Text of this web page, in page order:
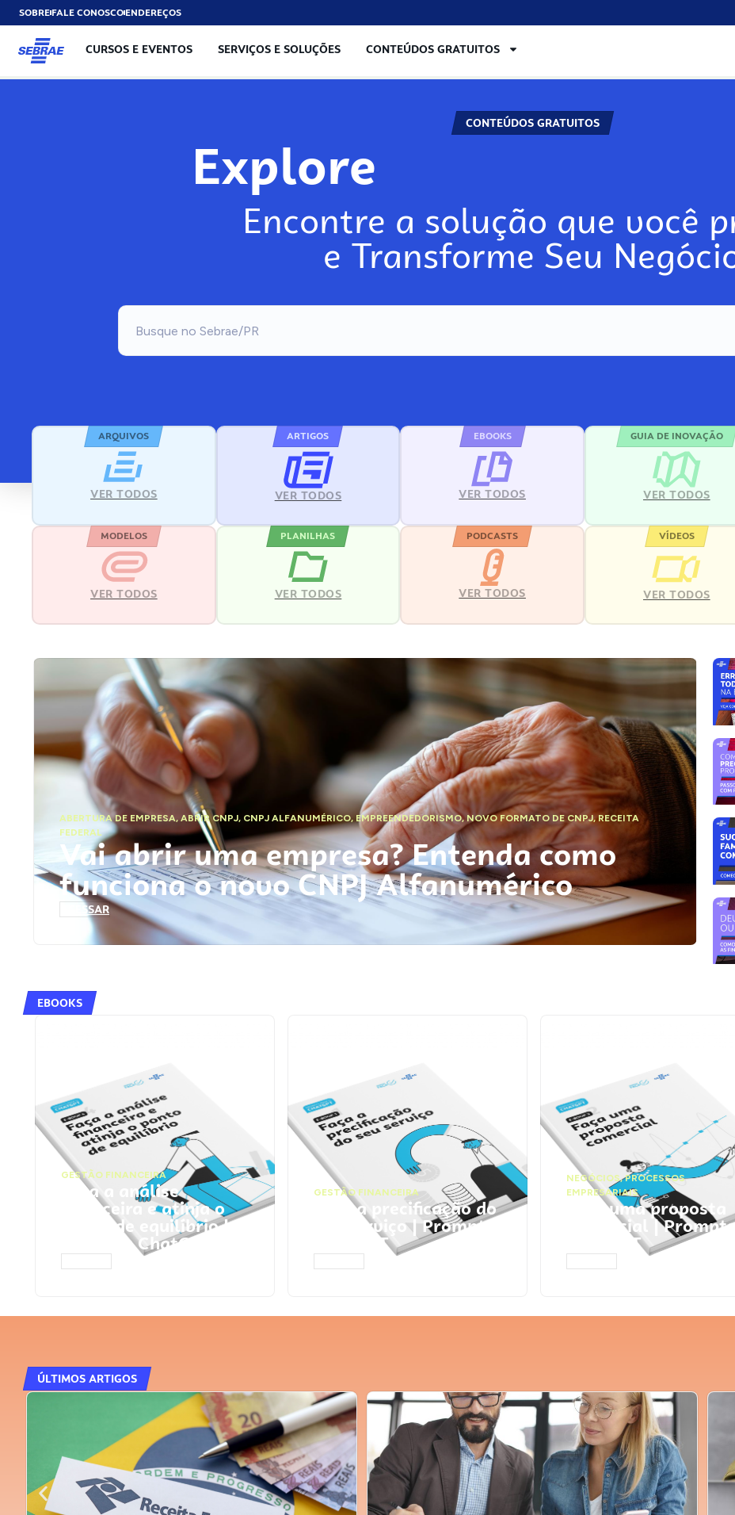
SOBREFALE CONOSCOENDEREÇOS
CURSOS E EVENTOS SERVIÇOS E SOLUÇÕES CONTEÚDOS GRATUITOS
CONTEÚDOS GRATUITOS
Explore
Encontre a solução que você
e Transforme Seu
ARQUIVOS
VER TODOS
ARTIGOS
VER TODOS
EBOOKS
VER TODOS
GUIA DE INOVAÇÃO
VER TODOS
MODELOS
VER TODOS
PLANILHAS
VER TODOS
PODCASTS
VER TODOS
VÍDEOS
VER TODOS
ABERTURA DE EMPRESA,ABRIR CNPJ, CNPJ ALFANUMÉRICO, EMPREENDEDORISMO,NOVO FORMATO DE CNPJ,RECEITA
FEDERAL
Vai abrir uma empresa? Entenda como
funciona o novo CNPJ Alfanumérico
ACESSAR
EBOOKS
GESTÃO FINANCEIRA
Faça a análise
financeira e atinja o
ponto de equilíbrio |
Prompts ChatGPT
GESTÃO FINANCEIRA
Faça a precificação do
seu serviço | Prompts
ChatGPT
NEGÓCIOS,PROCESSOS
EMPRESARIAIS
Faça uma proposta
comercial | Prompts
ChatGPT
ÚLTIMOS ARTIGOS